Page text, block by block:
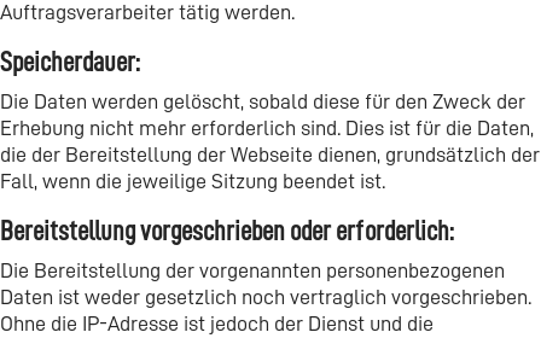
Auftragsverarbeiter tätig werden.
Speicherdauer:
Die Daten werden gelöscht, sobald diese für den Zweck der
Erhebung nicht mehr erforderlich sind. Dies ist für die Daten,
die der Bereitstellung der Webseite dienen, grundsätzlich der
Fall, wenn die jeweilige Sitzung beendet ist.
Bereitstellung vorgeschrieben oder erforderlich:
Die Bereitstellung der vorgenannten personenbezogenen
Daten ist weder gesetzlich noch vertraglich vorgeschrieben.
Ohne die IP-Adresse ist jedoch der Dienst und die